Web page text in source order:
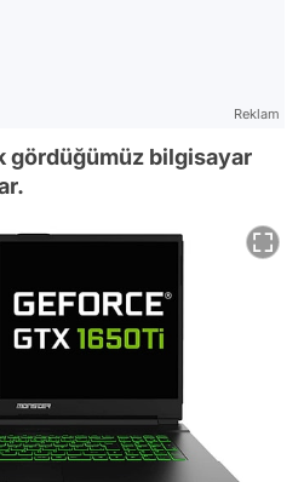
Reklam
gördüğümüz bilgisayar